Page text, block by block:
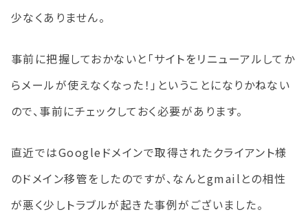
少なくありません。
事前に把握しておかないと「サイトをリニューアルしてか
らメールが使えなくなった！」ということになりかねない
ので、事前にチェックしておく必要があります。
直近ではGoogleドメインで取得されたクライアント様
のドメイン移管をしたのですが、なんとgmailとの相性
が悪く少しトラブルが起きた事例がございました。